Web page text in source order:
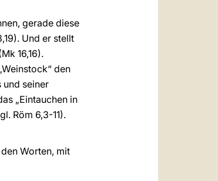
gerade diese
Und er stellt
16,16).
den
und seiner
„Eintauchen in
Röm 6,3-11).
Worten, mit